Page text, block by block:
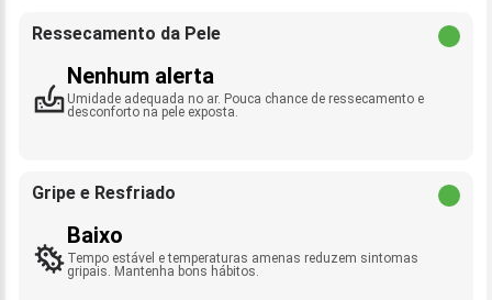
Ressecamento da Pele
Nenhum alerta
Umidade adequada no ar. Pouca chance de ressecamento e
desconforto na pele exposta.
Gripe e Resfriado
Baixo
Tempo estável e temperaturas amenas reduzem sintomas
gripais. Mantenha bons hábitos.